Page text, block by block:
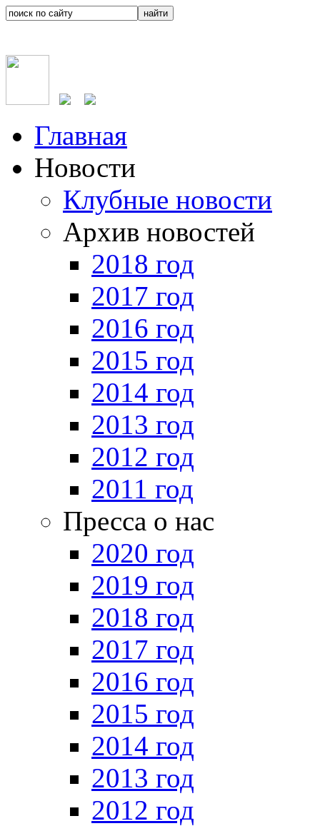
Главная
Новости
Клубные новости
Архив новостей
2018 год
2017 год
2016 год
2015 год
2014 год
2013 год
2012 год
2011 год
Пресса о нас
2020 год
2019 год
2018 год
2017 год
2016 год
2015 год
2014 год
2013 год
2012 год